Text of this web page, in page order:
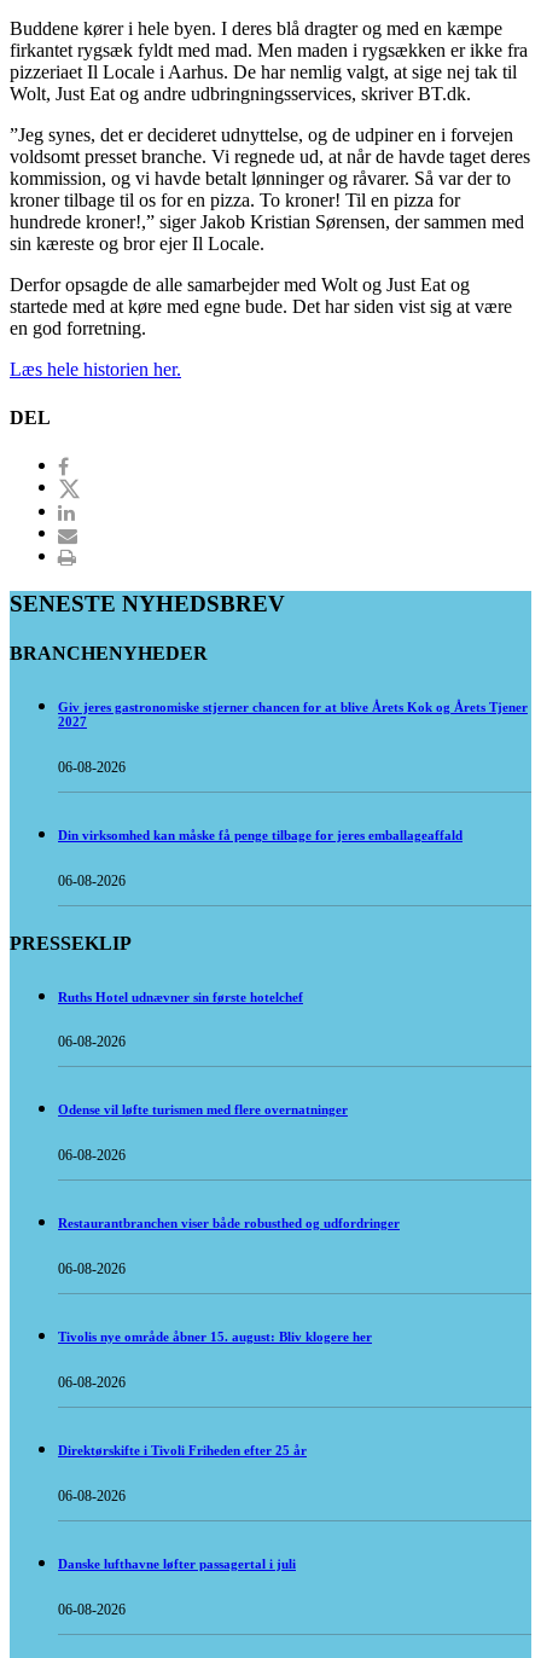
Buddene kører i hele byen. I deres blå dragter og med en kæmpe
firkantet rygsæk fyldt med mad. Men maden i rygsækken er ikke fra
pizzeriaet Il Locale i Aarhus. De har nemlig valgt, at sige nej tak til
Wolt, Just Eat og andre udbringningsservices, skriver BT.dk.
”Jeg synes, det er decideret udnyttelse, og de udpiner en i forvejen
voldsomt presset branche. Vi regnede ud, at når de havde taget deres
kommission, og vi havde betalt lønninger og råvarer. Så var der to
kroner tilbage til os for en pizza. To kroner! Til en pizza for
hundrede kroner!,” siger Jakob Kristian Sørensen, der sammen med
sin kæreste og bror ejer Il Locale.
Derfor opsagde de alle samarbejder med Wolt og Just Eat og
startede med at køre med egne bude. Det har siden vist sig at være
en god forretning.
Læs hele historien her.
DEL
SENESTE NYHEDSBREV
BRANCHENYHEDER
Giv jeres gastronomiske stjerner chancen for at blive Årets Kok og Årets Tjener
2027
06-08-2026
Din virksomhed kan måske få penge tilbage for jeres emballageaffald
06-08-2026
PRESSEKLIP
Ruths Hotel udnævner sin første hotelchef
06-08-2026
Odense vil løfte turismen med flere overnatninger
06-08-2026
Restaurantbranchen viser både robusthed og udfordringer
06-08-2026
Tivolis nye område åbner 15. august: Bliv klogere her
06-08-2026
Direktørskifte i Tivoli Friheden efter 25 år
06-08-2026
Danske lufthavne løfter passagertal i juli
06-08-2026